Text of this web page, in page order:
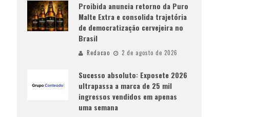
Proibida anuncia retorno da Puro
Malte Extra e consolida trajetória
de democratização cervejeira no
Brasil
Redacao 2 de agosto de 2026
Sucesso absoluto: Exposete 2026
ultrapassa a marca de 25 mil
ingressos vendidos em apenas
uma semana